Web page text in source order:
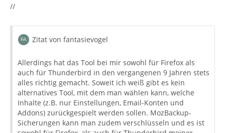
//
Zitat von fantasievogel
Allerdings hat das Tool bei mir sowohl für Firefox als
auch für Thunderbird in den vergangenen 9 Jahren stets
alles richtig gemacht. Soweit ich weiß gibt es kein
alternatives Tool, mit dem man wählen kann, welche
Inhalte (z.B. nur Einstellungen, Email-Konten und
Addons) zurückgespielt werden sollen. MozBackup-
Sicherungen kann man zudem verschlüsseln und es ist